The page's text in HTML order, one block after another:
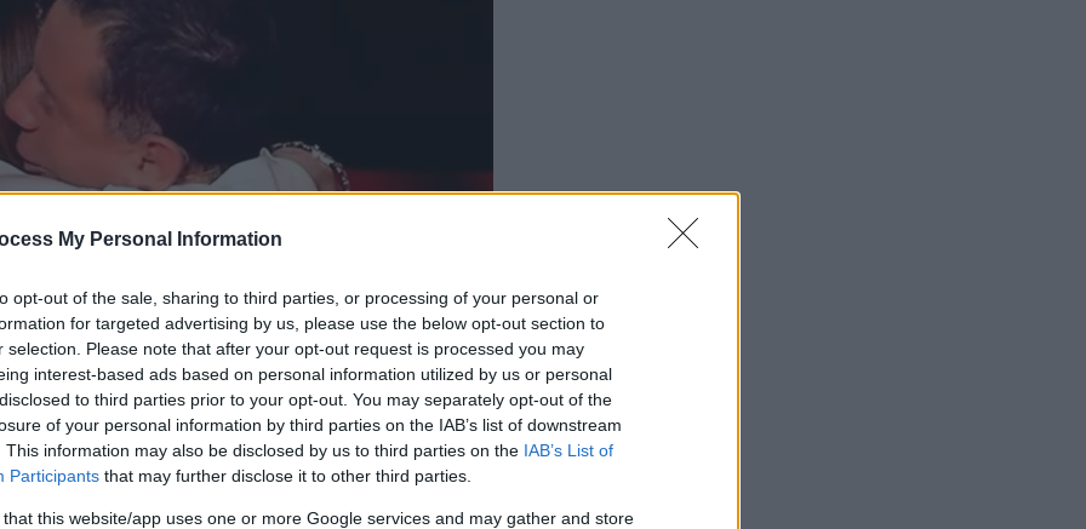
My Personal Information
opt-out of the sale, sharing to third parties, or processing of your personal or
for targeted advertising by us, please use the below opt-out section to
selection. Please note that after your opt-out request is processed you may
interest-based ads based on personal information utilized by us or personal
to third parties prior to your opt-out. You may separately opt-out of the
of your personal information by third parties on the IAB’s list of downstream
This information may also be disclosed by us to third parties on the IAB’s List of
Participants that may further disclose it to other third parties.
that this website/app uses one or more Google services and may gather and store
of Greece»